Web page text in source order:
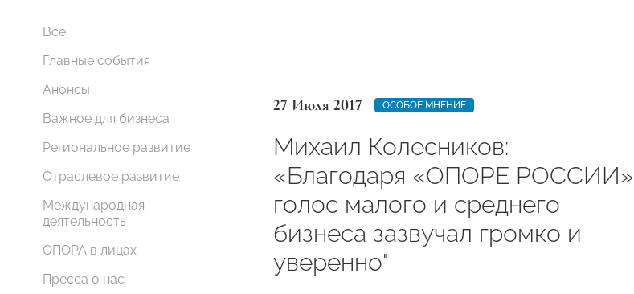
Все
Главные события
Анонсы
Важное для бизнеса
Региональное развитие
Отраслевое развитие
Международная
деятельность
ОПОРА в лицах
Пресса о нас
27 Июля 2017 ОСОБОЕ МНЕНИЕ
Михаил Колесников:
«Благодаря «ОПОРЕ РОССИИ»
голос малого и среднего
бизнеса зазвучал громко и
уверенно"